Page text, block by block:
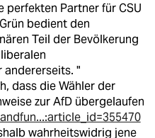
perfekten Partner für CSU
bedient den
Teil der Bevölkerung
andererseits. "
dass die Wähler der
zur AfD übergelaufen
wahrheitswidrig jene